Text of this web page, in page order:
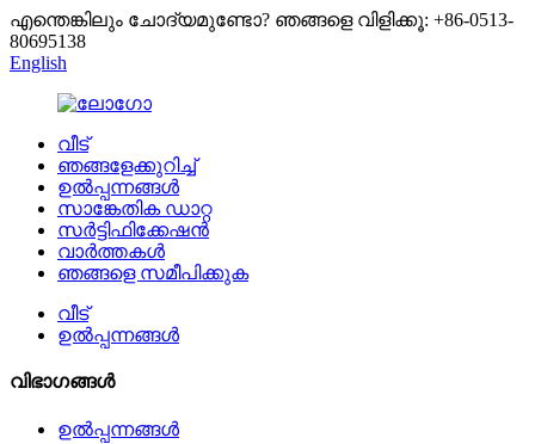
എന്തെങ്കിലും ചോദ്യമുണ്ടോ? ഞങ്ങളെ വിളിക്കൂ: +86-0513-
80695138
English
വീട്
ഞങ്ങളേക്കുറിച്ച്
ഉൽപ്പന്നങ്ങൾ
സാങ്കേതിക ഡാറ്റ
സർട്ടിഫിക്കേഷൻ
വാർത്തകൾ
ഞങ്ങളെ സമീപിക്കുക
വീട്
ഉൽപ്പന്നങ്ങൾ
വിഭാഗങ്ങൾ
ഉൽപ്പന്നങ്ങൾ